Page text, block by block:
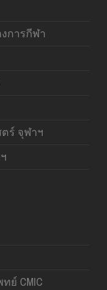
การกีฬา
ร์ จุฬาฯ
ย์ CMIC